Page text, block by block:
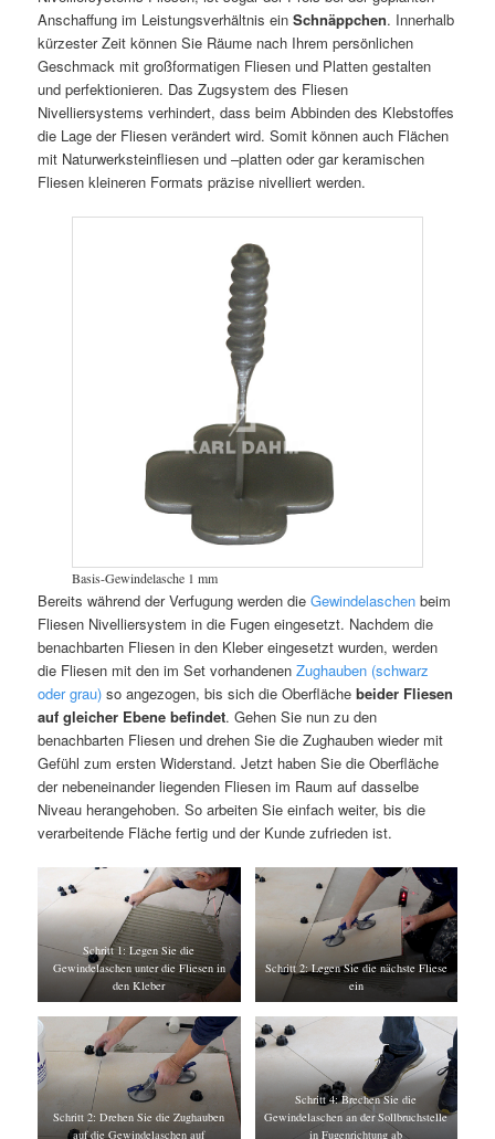
Anschaffung im Leistungsverhältnis einSchnäppchen. Innerhalb
kürzester Zeit können Sie Räume nach Ihrem persönlichen
Geschmack mit großformatigen Fliesen und Platten gestalten
und perfektionieren. Das Zugsystem des Fliesen
Nivelliersystems verhindert, dass beim Abbinden des Klebstoffes
die Lage der Fliesen verändert wird. Somit können auch Flächen
mit Naturwerksteinfliesen und –platten oder gar keramischen
Fliesen kleineren Formats präzise nivelliert werden.
Basis-Gewindelasche 1 mm
Bereits während der Verfugung werden dieGewindelaschenbeim
Fliesen Nivelliersystem in die Fugen eingesetzt. Nachdem die
benachbarten Fliesen in den Kleber eingesetzt wurden, werden
die Fliesen mit den im Set vorhandenenZughauben (schwarz
oder grau) so angezogen, bis sich die Oberflächebeider Fliesen
auf gleicher Ebene befindet. Gehen Sie nun zu den
benachbarten Fliesen und drehen Sie die Zughauben wieder mit
Gefühl zum ersten Widerstand. Jetzt haben Sie die Oberfläche
der nebeneinander liegenden Fliesen im Raum auf dasselbe
Niveau herangehoben. So arbeiten Sie einfach weiter, bis die
verarbeitende Fläche fertig und der Kunde zufrieden ist.
Schritt 1: Legen Sie die
Gewindelaschen unter die Fliesen in
den Kleber
Schritt 2: Legen Sie die nächste Fliese
ein
Schritt 2: Drehen Sie die Zughauben
auf die Gewindelaschen auf
Schritt 4: Brechen Sie die
Gewindelaschen an der Sollbruchstelle
in Fugenrichtung ab